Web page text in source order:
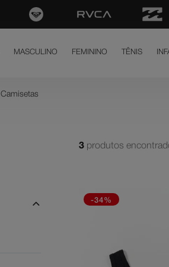
MASCULINO FEMININO TÊNIS
Camisetas
3 produtos
-34%
º high
5º dc shoes
court graffik